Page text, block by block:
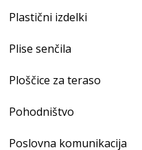
Plastični izdelki
Plise senčila
Ploščice za teraso
Pohodništvo
Poslovna komunikacija